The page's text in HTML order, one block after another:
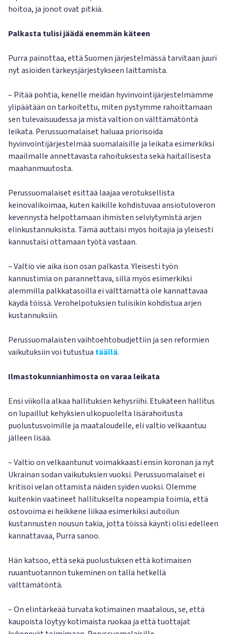
hoitoa, ja jonot ovat pitkiä.
Palkasta tulisi jäädä enemmän käteen
Purra painottaa, että Suomen järjestelmässä tarvitaan juuri
nyt asioiden tärkeysjärjestykseen laittamista.
– Pitää pohtia, kenelle meidän hyvinvointijärjestelmämme
ylipäätään on tarkoitettu, miten pystymme rahoittamaan
sen tulevaisuudessa ja mistä valtion on välttämätöntä
leikata. Perussuomalaiset haluaa priorisoida
hyvinvointijärjestelmää suomalaisille ja leikata esimerkiksi
maailmalle annettavasta rahoituksesta sekä haitallisesta
maahanmuutosta.
Perussuomalaiset esittää laajaa verotuksellista
keinovalikoimaa, kuten kaikille kohdistuvaa ansiotuloveron
kevennystä helpottamaan ihmisten selviytymistä arjen
elinkustannuksista. Tämä auttaisi myös hoitajia ja yleisesti
kannustaisi ottamaan työtä vastaan.
– Valtio vie aika ison osan palkasta. Yleisesti työn
kannustimia on parannettava, sillä myös esimerkiksi
alemmilla palkkatasoilla ei välttämättä ole kannattavaa
käydä töissä. Verohelpotuksien tulisikin kohdistua arjen
kustannuksiin.
Perussuomalaisten vaihtoehtobudjettiin ja sen reformien
vaikutuksiin voi tutustua täällä.
Ilmastokunnianhimosta on varaa leikata
Ensi viikolla alkaa hallituksen kehysriihi. Etukäteen hallitus
on lupaillut kehyksien ulkopuolelta lisärahoitusta
puolustusvoimille ja maataloudelle, eli valtio velkaantuu
jälleen lisää.
– Valtio on velkaantunut voimakkaasti ensin koronan ja nyt
Ukrainan sodan vaikutuksien vuoksi. Perussuomalaiset ei
kritisoi velan ottamista näiden syiden vuoksi. Olemme
kuitenkin vaatineet hallitukselta nopeampia toimia, että
ostovoima ei heikkene liikaa esimerkiksi autoilun
kustannusten nousun takia, jotta töissä käynti olisi edelleen
kannattavaa, Purra sanoo.
Hän katsoo, että sekä puolustuksen että kotimaisen
ruuantuotannon tukeminen on tällä hetkellä
välttämätöntä.
– On elintärkeää turvata kotimainen maatalous, se, että
kaupoista löytyy kotimaista ruokaa ja että tuottajat